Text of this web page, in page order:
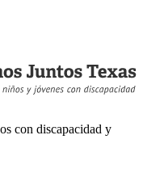
con discapacidad y